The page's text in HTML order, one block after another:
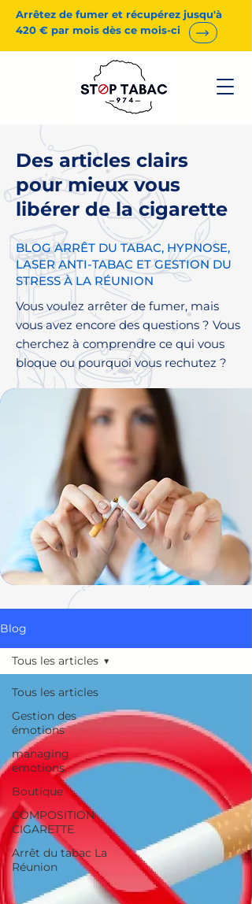
Arrêtez de fumer et récupérez jusqu'à
420 € par mois dès ce mois-ci
Des articles clairs
pour mieux vous
libérer de la cigarette
BLOG ARRÊT DU TABAC, HYPNOSE,
LASER ANTI-TABAC ET GESTION DU
STRESS À LA RÉUNION
Vous voulez arrêter de fumer, mais
vous avez encore des questions ? Vous
cherchez à comprendre ce qui vous
bloque ou pourquoi vous rechutez ?
Blog
Tous les articles
Gestion des
émotions
managing
emotions
Boutique
COMPOSITION
CIGARETTE
Arrêt du tabac La
Réunion
Tous les articles